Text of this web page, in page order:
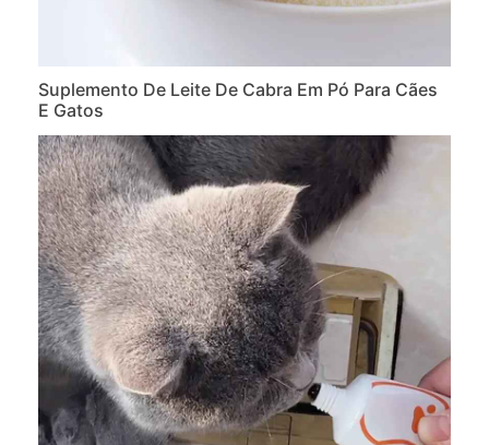
Suplemento De Leite De Cabra Em Pó Para Cães
E Gatos